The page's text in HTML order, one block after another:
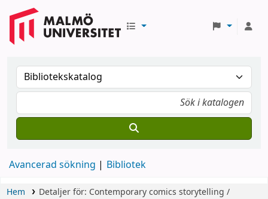
Avancerad sökning Bibliotek
Hem Detaljer för: Contemporary comics storytelling /